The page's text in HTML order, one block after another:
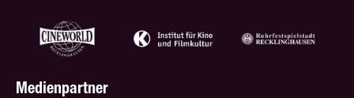
Medienpartner